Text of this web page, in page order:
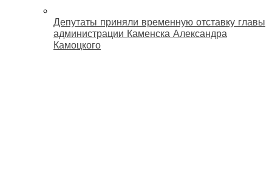
Депутаты приняли временную отставку главы
администрации Каменска Александра
Камоцкого